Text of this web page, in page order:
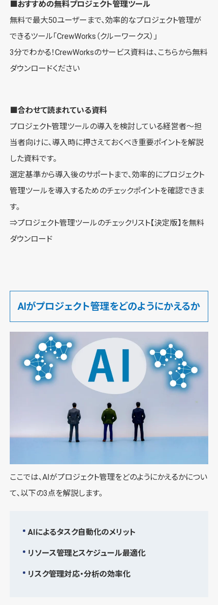
■おすすめの無料プロジェクト管理ツール
無料で最大50ユーザーまで、効率的なプロジェクト管理が
できるツール「CrewWorks（クルーワークス） 」
3分でわかる！CrewWorksのサービス資料は、こちらから無料
ダウンロードください
■合わせて読まれている資料
プロジェクト管理ツールの導入を検討している経営者～担
当者向けに、導入時に押さえておくべき重要ポイントを解説
した資料です。
選定基準から導入後のサポートまで、効率的にプロジェクト
管理ツールを導入するためのチェックポイントを確認できま
す。
⇒プロジェクト管理ツールのチェックリスト【決定版】を無料
ダウンロード
AIがプロジェクト管理をどのようにかえるか
ここでは、AIがプロジェクト管理をどのようにかえるかについ
て、以下の3点を解説します。
AIによるタスク自動化のメリット
リソース管理とスケジュール最適化
リスク管理対応・分析の効率化